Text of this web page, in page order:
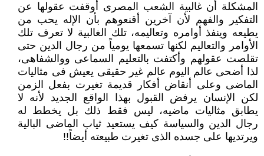
المشكلة أن غالبية الشعب المصرى أوقفت عقولها عن
التفكير والفهم لأن آخرين أقنعوهم بأن الإله يحب من
يطيعه وينفذ أوامره ‏وتعاليمه، تلك الغالبية لا تعرف تلك
الأوامر والتعاليم لكنها تسمعها يومياً من رجال الدين حتى
تقلصت عقولهم وأكتفت بالتعليم السماعى ‏ووالشفاهى،
لذا أضحى عالم اليوم عالم غير حقيقى يعيش فى مثاليات
الماضى وعلى أنقاض أفكار قديمة تغيرت بفعل الزمن
لكن ‏الإنسان يرفض القبول بهذا الواقع الجديد لأنه لا
يطابق مثاليات ماضيه، ليس فقط ذلك بل يخطط له
رجال الدين والسياسة كيف يستعيد ‏ثياب الماضى البالية
ويرتديها على جسده الذى تغيرت طبيعته أيضاً!!‏